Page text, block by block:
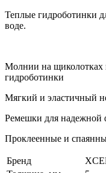
Теплые гидроботинки
воде.
Молнии на щиколотках
гидроботинки
Мягкий и эластичный
Ремешки для надежной
Проклеенные и
Бренд